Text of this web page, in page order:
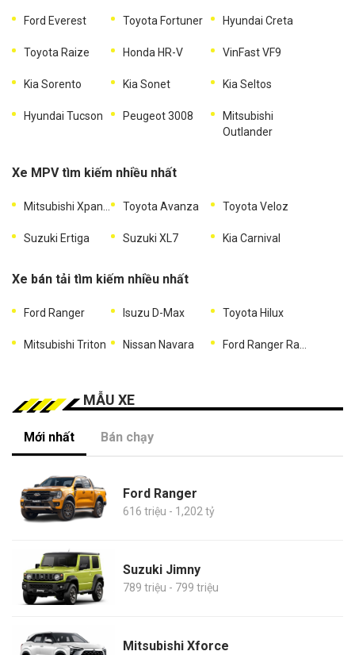
Ford Everest Toyota Fortuner Hyundai Creta
Toyota Raize Honda HR-V VinFast VF9
Kia Sorento Kia Sonet Kia Seltos
Hyundai Tucson Peugeot 3008
Mitsubishi
Outlander
Xe MPV tìm kiếm nhiều nhất
Toyota Avanza Toyota Veloz
Suzuki Ertiga Suzuki XL7 Kia Carnival
Xe bán tải tìm kiếm nhiều nhất
Ford Ranger Isuzu D-Max Toyota Hilux
Mitsubishi Triton Nissan Navara
MẪU XE
Mới nhất Bán chạy
Ford Ranger
616 triệu - 1,202 tỷ
Suzuki Jimny
789 triệu - 799 triệu
Mitsubishi Xforce